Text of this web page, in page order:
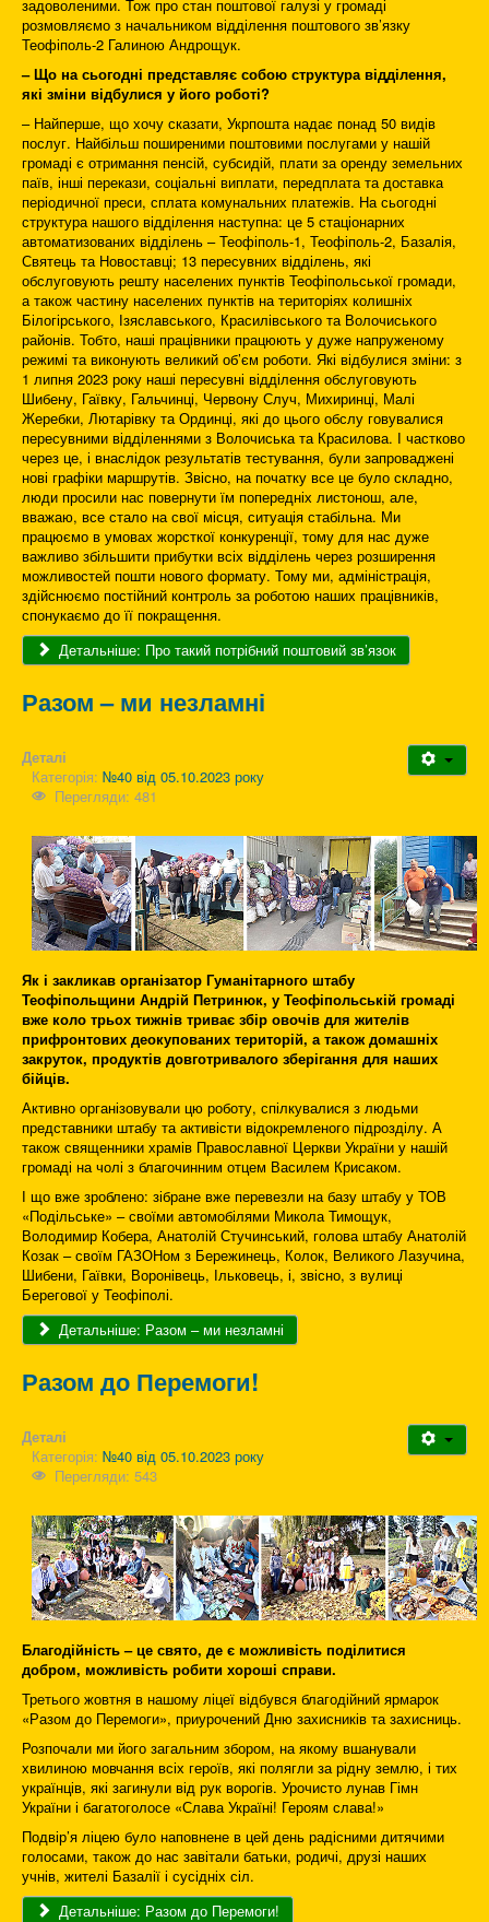
задоволеними. Тож про стан поштової галузі у громаді
розмовляємо з начальником відділення поштового зв’язку
Теофіполь-2 Галиною Андрощук.
– Що на сьогодні представляє собою структура відділення,
які зміни відбулися у його роботі?
– Найперше, що хочу сказати, Укрпошта надає понад 50 видів
послуг. Найбільш поширеними поштовими послугами у нашій
громаді є отримання пенсій, субсидій, плати за оренду земельних
паїв, інші перекази, соціальні виплати, передплата та доставка
періодичної преси, сплата комунальних платежів. На сьогодні
структура нашого відділення наступна: це 5 стаціонарних
автоматизованих відділень – Теофіполь-1, Теофіполь-2, Базалія,
Святець та Новоставці; 13 пересувних відділень, які
обслуговують решту населених пунктів Теофіпольської громади,
а також частину населених пунктів на територіях колишніх
Білогірського, Ізяславського, Красилівського та Волочиського
районів. Тобто, наші працівники працюють у дуже напруженому
режимі та виконують великий об’єм роботи. Які відбулися зміни: з
1 липня 2023 року наші пересувні відділення обслуговують
Шибену, Гаївку, Гальчинці, Червону Случ, Михиринці, Малі
Жеребки, Лютарівку та Ординці, які до цього обслу говувалися
пересувними відділеннями з Волочиська та Красилова. І частково
через це, і внаслідок результатів тестування, були запроваджені
нові графіки маршрутів. Звісно, на початку все це було складно,
люди просили нас повернути їм попередніх листонош, але,
вважаю, все стало на свої місця, ситуація стабільна. Ми
працюємо в умовах жорсткої конкуренції, тому для нас дуже
важливо збільшити прибутки всіх відділень через розширення
можливостей пошти нового формату. Тому ми, адміністрація,
здійснюємо постійний контроль за роботою наших працівників,
спонукаємо до її покращення.
Детальніше: Про такий потрібний поштовий зв’язок
Разом – ми незламні
Деталі
Категорія: №40 від 05.10.2023 року
Перегляди: 481
Як і закликав організатор Гуманітарного штабу
Теофіпольщини Андрій Петринюк, у Теофіпольській громаді
вже коло трьох тижнів триває збір овочів для жителів
прифронтових деокупованих територій, а також домашніх
закруток, продуктів довготривалого зберігання для наших
бійців.
Активно організовували цю роботу, спілкувалися з людьми
представники штабу та активісти відокремленого підрозділу. А
також священники храмів Православної Церкви України у нашій
громаді на чолі з благочинним отцем Василем Крисаком.
І що вже зроблено: зібране вже перевезли на базу штабу у ТОВ
«Подільське» – своїми автомобілями Микола Тимощук,
Володимир Кобера, Анатолій Стучинський, голова штабу Анатолій
Козак – своїм ГАЗОНом з Бережинець, Колок, Великого Лазучина,
Шибени, Гаївки, Воронівець, Ільковець, і, звісно, з вулиці
Берегової у Теофіполі.
Детальніше: Разом – ми незламні
Разом до Перемоги!
Деталі
Категорія: №40 від 05.10.2023 року
Перегляди: 543
Благодійність – це свято, де є можливість поділитися
добром, можливість робити хороші справи.
Третього жовтня в нашому ліцеї відбувся благодійний ярмарок
«Разом до Перемоги», приурочений Дню захисників та захисниць.
Розпочали ми його загальним збором, на якому вшанували
хвилиною мовчання всіх героїв, які полягли за рідну землю, і тих
українців, які загинули від рук ворогів. Урочисто лунав Гімн
України і багатоголосе «Слава Україні! Героям слава!»
Подвір’я ліцею було наповнене в цей день радісними дитячими
голосами, також до нас завітали батьки, родичі, друзі наших
учнів, жителі Базалії і сусідніх сіл.
Детальніше: Разом до Перемоги!